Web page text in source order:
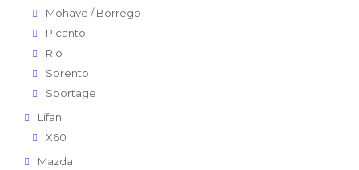
Mohave / Borrego
Picanto
Rio
Sorento
Sportage
Lifan
X60
Mazda